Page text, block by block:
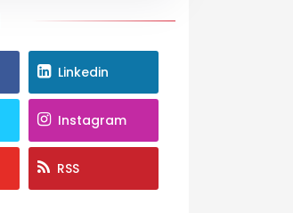
Linkedin
Instagram
RSS